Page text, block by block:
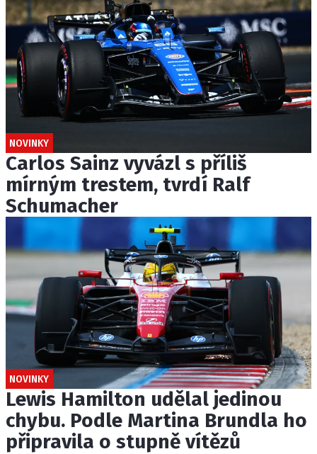
NOVINKY
Carlos Sainz vyvázl s příliš
mírným trestem, tvrdí Ralf
Schumacher
NOVINKY
Lewis Hamilton udělal jedinou
chybu. Podle Martina Brundla ho
připravila o stupně vítězů